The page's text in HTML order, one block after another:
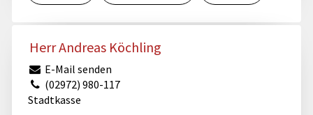
Herr Andreas Köchling
E-Mail senden
(02972) 980-117
Stadtkasse